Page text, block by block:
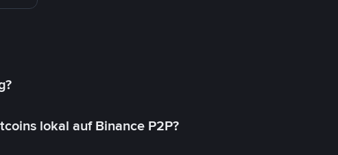
lokal auf Binance P2P?